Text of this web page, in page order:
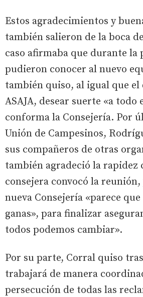
Estos agradecimientos y
también salieron de la boca
caso afirmaba que durante
pudieron conocer al nuevo
también quiso, al igual que
ASAJA, desear suerte «a todo
conforma la Consejería. Por
Unión de Campesinos,
sus compañeros de otras
también agradeció la rapidez
consejera convocó la
nueva Consejería «parece
ganas», para finalizar
todos podemos cambiar».
Por su parte, Corral quiso
trabajará de manera
persecución de todas las